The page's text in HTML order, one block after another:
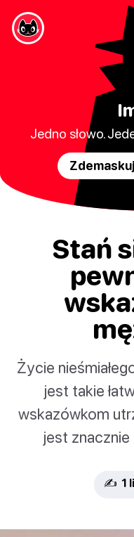
Jedno słowo.
Stań
Życie
jest takie
wskazówkom
jest
✍️ 1